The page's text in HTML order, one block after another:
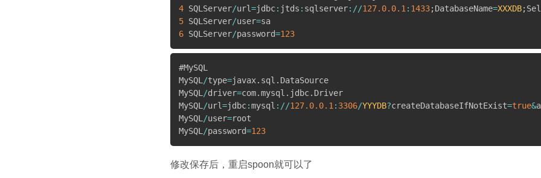
4 SQLServer/url=jdbc: jtds : sqlserver: //127.0.0.1 : 1433;DatabaseName=XXXDB;
5 SQLServer/user=
6 SQLServer/password=123
#MySQL
MySQL /type=javax. sql . DataSource
MySQL /driver=com.mysql . jdbc. Driver
MySQL /url=jdbc:mysql : //127.0.0.1 : 3306/YYYDB?createDatabaseIfNotExist=true&
MySQL /user=root
MySQL /password=123
修改保存后，重启spoon就可以了